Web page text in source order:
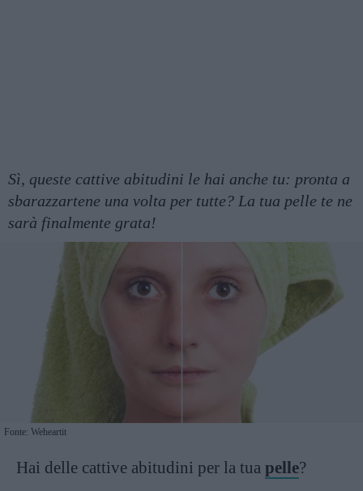
Sì, queste cattive abitudini le hai anche tu: pronta a
sbarazzartene una volta per tutte? La tua pelle te ne
sarà finalmente grata!
Fonte: Weheartit
Hai delle cattive abitudini per la tua pelle?